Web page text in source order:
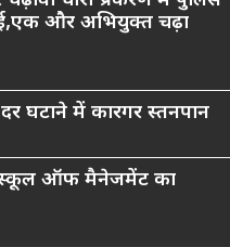
और अभियुक्त चढ़ा
घटाने में कारगर स्तनपान
स्कूल ऑफ मैनेजमेंट का